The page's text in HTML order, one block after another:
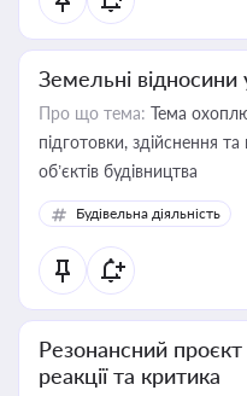
Земельні відносини
Про що тема: Тема
підготовки, здійснення
об’єктів будівництва
Будівельна діяльність
Резонансний
реакції та критика